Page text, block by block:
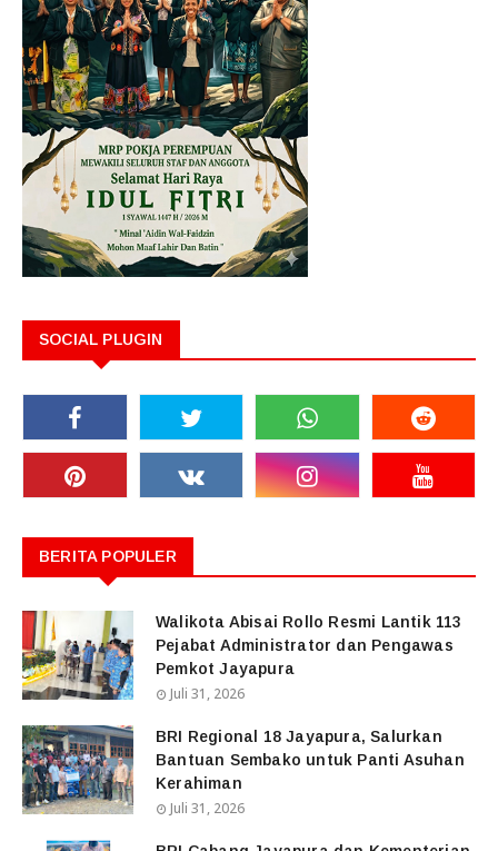
SOCIAL PLUGIN
BERITA POPULER
Walikota Abisai Rollo Resmi Lantik 113
Pejabat Administrator dan Pengawas
Pemkot Jayapura
Juli 31, 2026
BRI Regional 18 Jayapura, Salurkan
Bantuan Sembako untuk Panti Asuhan
Kerahiman
Juli 31, 2026